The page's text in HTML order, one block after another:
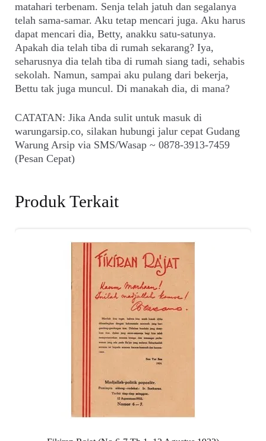
matahari terbenam. Senja telah jatuh dan segalanya
telah sama-samar. Aku tetap mencari juga. Aku harus
dapat mencari dia, Betty, anakku satu-satunya.
Apakah dia telah tiba di rumah sekarang? Iya,
seharusnya dia telah tiba di rumah siang tadi, sehabis
sekolah. Namun, sampai aku pulang dari bekerja,
Bettu tak juga muncul. Di manakah dia, di mana?
CATATAN: Jika Anda sulit untuk masuk di
warungarsip.co, silakan hubungi jalur cepat Gudang
Warung Arsip via SMS/Wasap ~ 0878-3913-7459
(Pesan Cepat)
Produk Terkait